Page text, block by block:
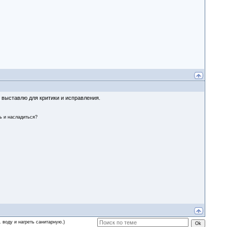
для критики и исправления.
и насладиться?
и нагреть санитарную.)